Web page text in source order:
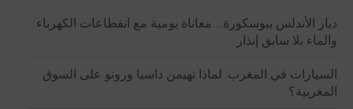
ديار الأندلس ببوسكورة… معاناة يومية مع انقطاعات الكهرباء
والماء بلا سابق إنذار
السيارات في المغرب: لماذا تهيمن داسيا ورونو على السوق
المغربية؟